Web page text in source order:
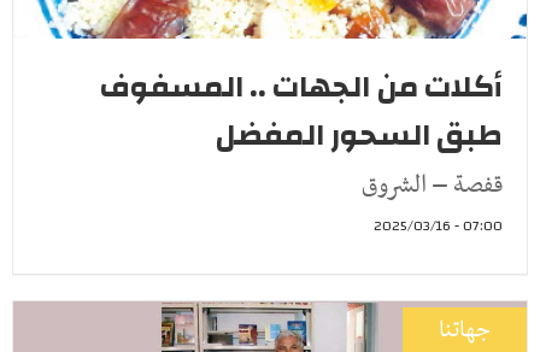
أكلات من الجهات .. المسفوف
طبق السحور المفضل
قفصة – الشروق
07:00 - 2025/03/16
جهاتنا